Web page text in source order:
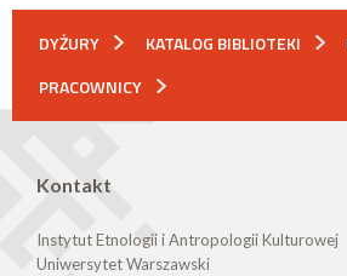
DYŻURY KATALOG BIBLIOTEKI
PRACOWNICY
Kontakt
Instytut Etnologii i Antropologii Kulturowej
Uniwersytet Warszawski